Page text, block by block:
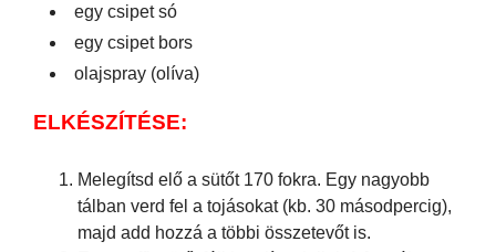
egy csipet só
egy csipet bors
olajspray (olíva)
ELKÉSZÍTÉSE:
Melegítsd elő a sütőt 170 fokra. Egy nagyobb
tálban verd fel a tojásokat (kb. 30 másodpercig),
majd add hozzá a többi összetevőt is.